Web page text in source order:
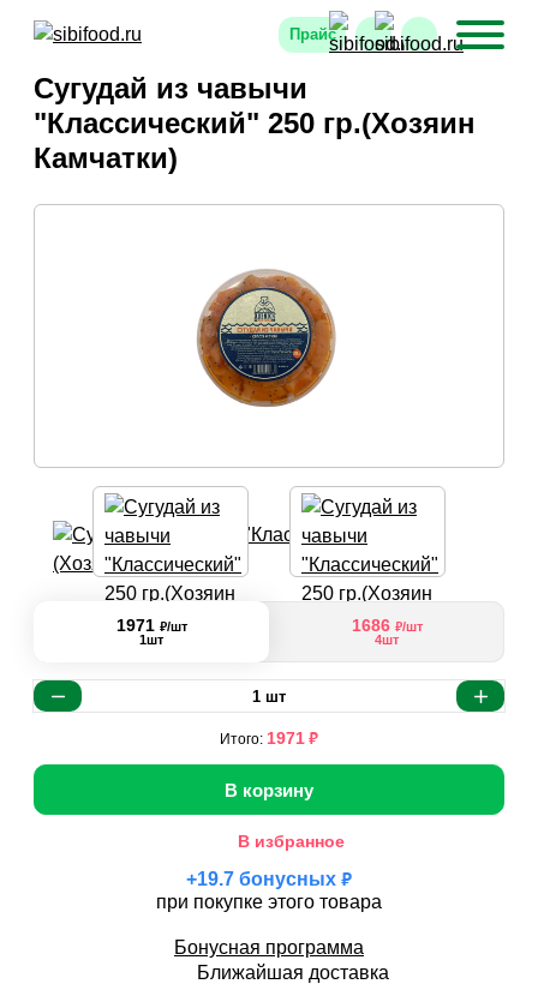
Прайс
Сугудай из чавычи
"Классический" 250 гр.(Хозяин
Камчатки)
1971 ₽/шт
1шт
1686 ₽/шт
4шт
1 шт
Итого: 1971₽
В корзину
В избранное
+19.7 бонусных ₽
при покупке этого товара
Бонусная программа
Ближайшая доставка